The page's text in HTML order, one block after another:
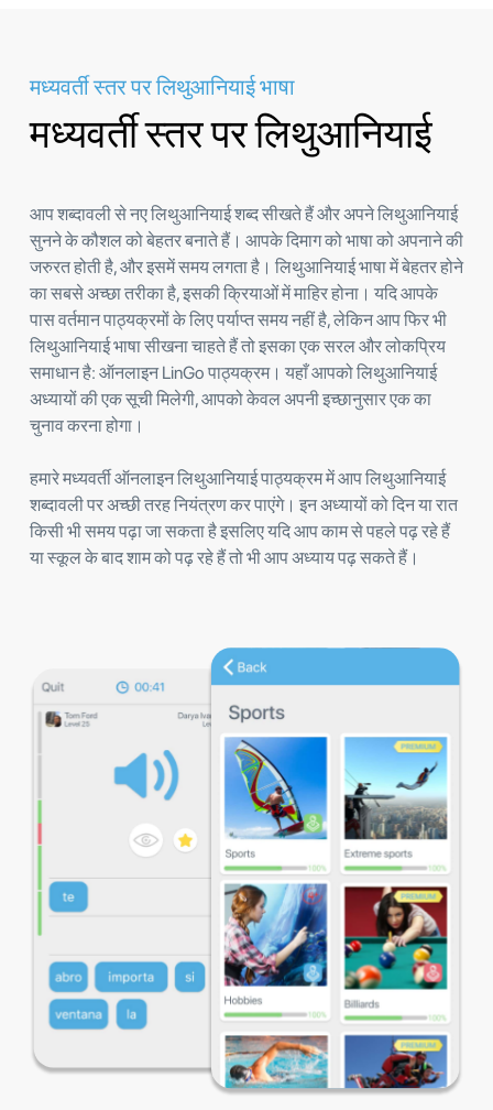
मध्यवर्ती स्तर पर लिथुआनियाई भाषा
मध्यवर्ती स्तर पर लिथुआनियाई
आप शब्दावली से नए लिथुआनियाई शब्द सीखते हैं और अपने लिथुआनियाई
सुनने के कौशल को बेहतर बनाते हैं। आपके दिमाग को भाषा को अपनाने की
जरुरत होती है, और इसमें समय लगता है। लिथुआनियाई भाषा में बेहतर होने
का सबसे अच्छा तरीका है, इसकी क्रियाओं में माहिर होना। यदि आपके
पास वर्तमान पाठ्यक्रमों के लिए पर्याप्त समय नहीं है, लेकिन आप फिर भी
लिथुआनियाई भाषा सीखना चाहते हैं तो इसका एक सरल और लोकप्रिय
समाधान है: ऑनलाइन LinGo पाठ्यक्रम। यहाँ आपको लिथुआनियाई
अध्यायों की एक सूची मिलेगी, आपको केवल अपनी इच्छानुसार एक का
चुनाव करना होगा।
हमारे मध्यवर्ती ऑनलाइन लिथुआनियाई पाठ्यक्रम में आप लिथुआनियाई
शब्दावली पर अच्छी तरह नियंत्रण कर पाएंगे। इन अध्यायों को दिन या रात
किसी भी समय पढ़ा जा सकता है इसलिए यदि आप काम से पहले पढ़ रहे हैं
या स्कूल के बाद शाम को पढ़ रहे हैं तो भी आप अध्याय पढ़ सकते हैं।